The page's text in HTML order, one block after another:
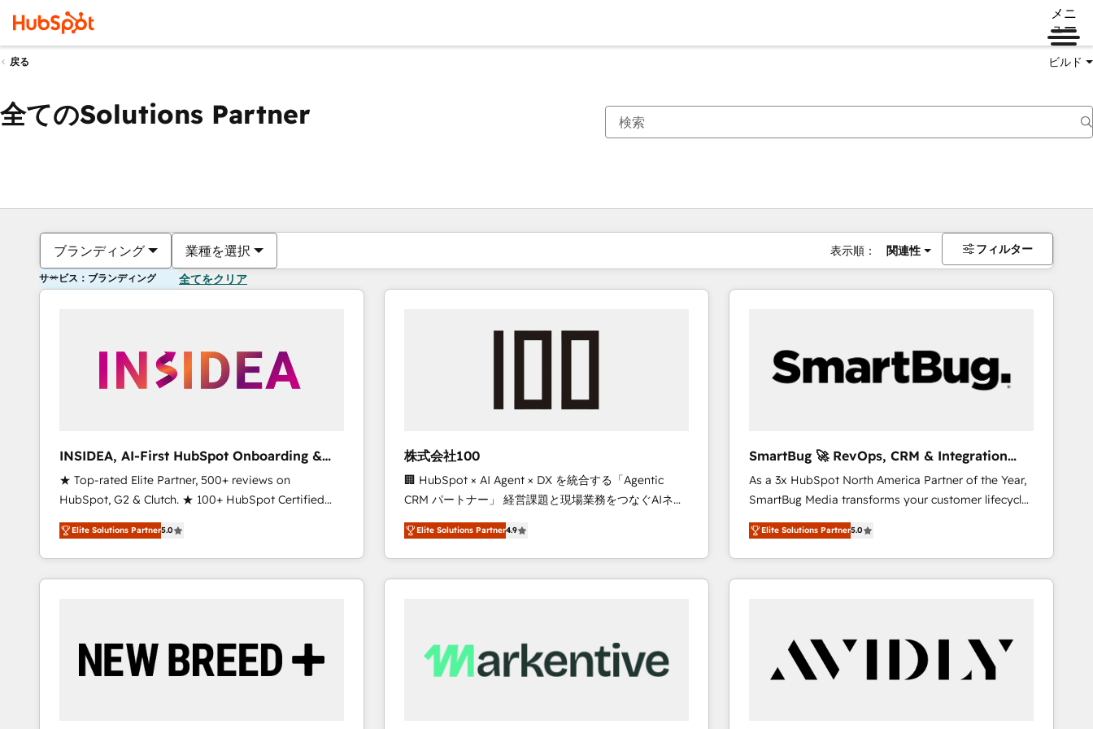
メニ
ュー
戻る ビルド
全てのSolutions Partner
ブランディング 業種を選択 表示順： 関連性 フィルター
サービス：ブランディング 全てをクリア
INSIDEA, AI-First HubSpot Onboarding &
RevOps
★ Top-rated Elite Partner, 500+ reviews on
HubSpot, G2 & Clutch. ★ 100+ HubSpot Certified
Experts & Trainers across the team ★ 1,500+
implementations across five continents ★ AI-First,
RevOps-led, Onboarding obsessed ★ Company of
the Year 2024/25 INSIDEA helps growing companies
your time zone. What we do ➤ Onboarding: Live in
weeks, with workflows built around your business,
Elite Solutions Partner5.0
株式会社100
🏢 HubSpot × AI Agent × DX を統合する「Agentic
CRM パートナー」 経営課題と現場業務をつなぐAIネイ
ティブ・エージェンシーとして、HubSpot Eliteの実装
力で顧客フロント業務を再設計します。 💡 100inc は何
をする会社か？ HubSpotを共通基盤に、AIエージェン
トを組み込んだ顧客フロント業務（マーケティング・営
を、CRMを軸とした全社共通基盤に再構築します。意
思決定者・PMO・現場担当者に並走します。 1️⃣
Elite Solutions Partner4.9
SmartBug 🚀 RevOps, CRM & Integration
Experts
As a 3x HubSpot North America Partner of the Year,
SmartBug Media transforms your customer lifecycle
into a revenue engine. Our unified ecosystem
includes specialized divisions Globalia (AI &
Software) and Point Success Media (Paid Media),
making this the official home for all three brands. 🔄
technical development team. - 19 HubSpot-certified
trainers to drive platform adoption. 📈 Revenue
Generation - Full-funnel marketing and high-
Elite Solutions Partner5.0
現在の場所ページ
ページページページページページページページページページページ